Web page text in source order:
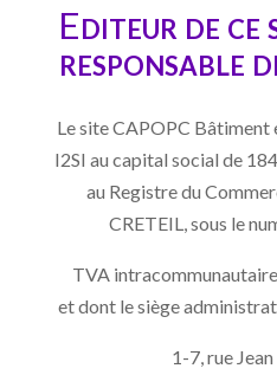
Editeur de
responsable
Le site CAPOPC Bâtiment
I2SI au capital social de
au Registre du
CRETEIL, sous le
TVA
et dont le siège
1-7, rue